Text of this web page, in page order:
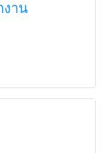
งาน